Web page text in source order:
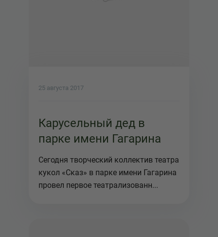
25 августа 2017
Карусельный дед в
парке имени Гагарина
Сегодня творческий коллектив театра
кукол «Сказ» в парке имени Гагарина
провел первое театрализованн...